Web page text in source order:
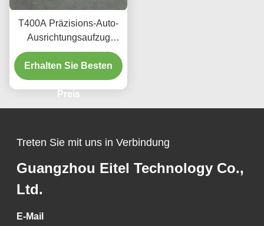
T400A Präzisions-Auto-
Ausrichtungsaufzug
380V/220V mit niedrigem
Profil
Erhalten Sie Besten
Preis
Treten Sie mit uns in Verbindung
Guangzhou Eitel Technology Co.,
Ltd.
E-Mail